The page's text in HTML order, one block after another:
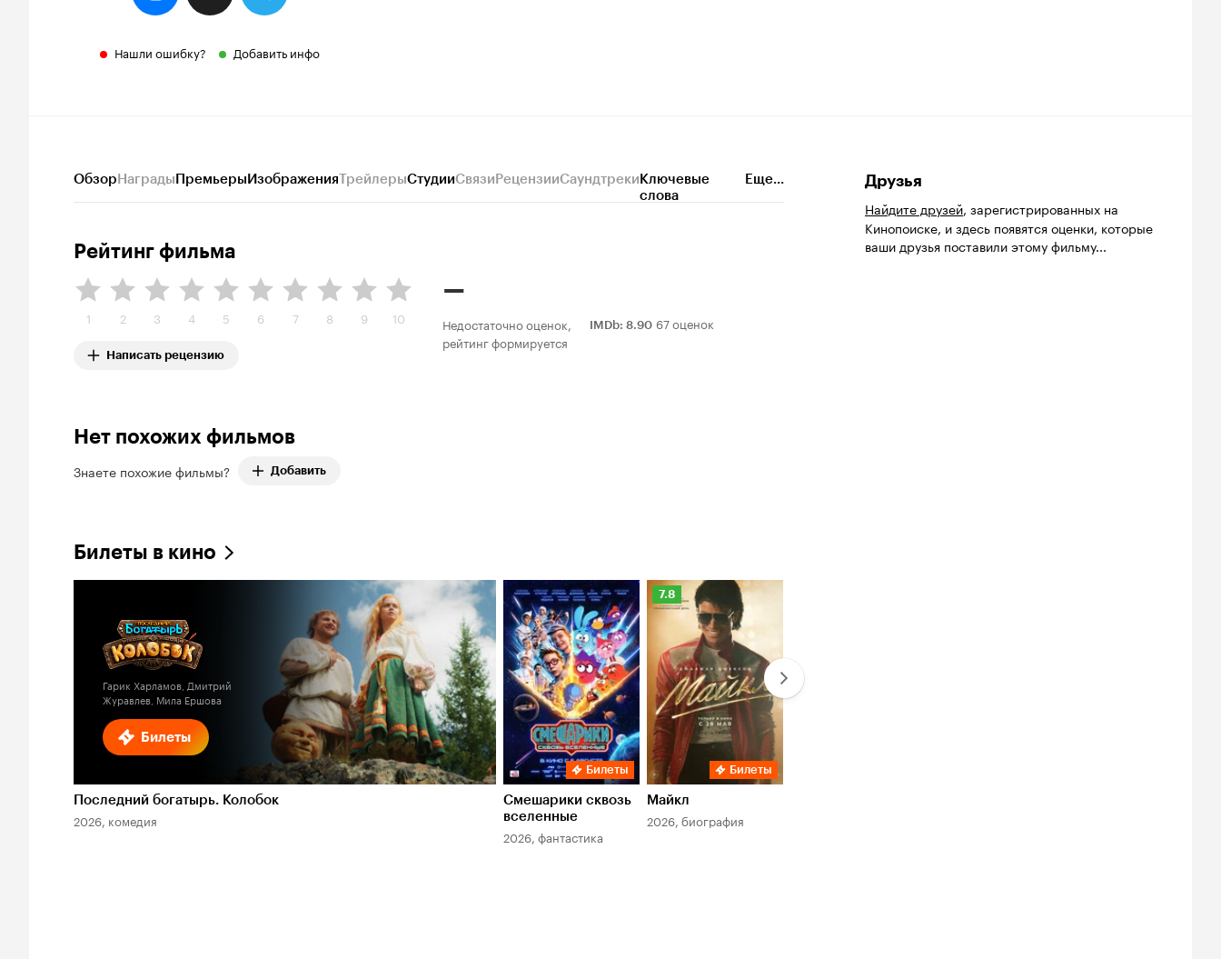
Нашли ошибку? Добавить инфо
ОбзорНаградыПремьерыИзображенияТрейлерыСтудииСвязиРецензииСаундтрекиКлючевые
слова
Еще...
Рейтинг фильма
1 2 3 4 5 6 7 8 9 10
Написать рецензию
–
Недостаточно оценок,
рейтинг формируется
IMDb: 8.90 67 оценок
Нет похожих фильмов
Знаете похожие фильмы? Добавить
Билеты в кино
Билеты
Гарик Харламов, Дмитрий
Журавлев, Мила Ершова
Последний богатырь. Колобок
2026, комедия
Билеты
Смешарики сквозь
вселенные
2026, фантастика
Рейтинг
Кинопоиска
7.8
Билеты
Майкл
2026, биография
Друзья
Найдите друзей, зарегистрированных на
Кинопоиске, и здесь появятся оценки, которые
ваши друзья поставили этому фильму...